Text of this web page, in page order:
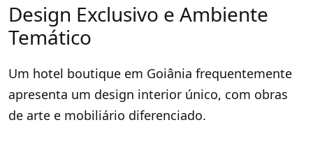
Design Exclusivo e Ambiente
Temático
Um hotel boutique em Goiânia frequentemente
apresenta um design interior único, com obras
de arte e mobiliário diferenciado.